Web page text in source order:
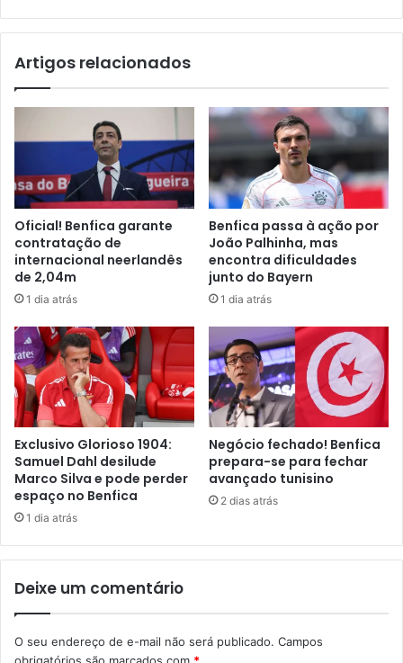
Artigos relacionados
Oficial! Benfica garante
contratação de
internacional neerlandês
de 2,04m
1 dia atrás
Benfica passa à ação por
João Palhinha, mas
encontra dificuldades
junto do Bayern
1 dia atrás
Exclusivo Glorioso 1904:
Samuel Dahl desilude
Marco Silva e pode perder
espaço no Benfica
1 dia atrás
Negócio fechado! Benfica
prepara-se para fechar
avançado tunisino
2 dias atrás
Deixe um comentário
O seu endereço de e-mail não será publicado. Campos